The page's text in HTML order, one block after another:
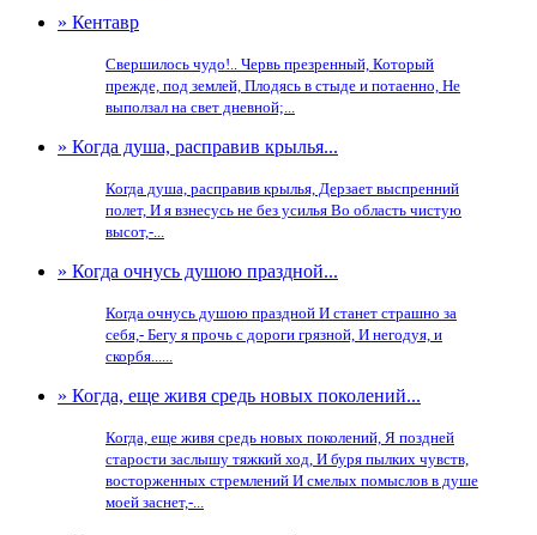
» Кентавр
Свершилось чудо!.. Червь презренный, Который
прежде, под землей, Плодясь в стыде и потаенно, Не
выползал на свет дневной;...
» Когда душа, расправив крылья...
Когда душа, расправив крылья, Дерзает выспренний
полет, И я взнесусь не без усилья Во область чистую
высот,-...
» Когда очнусь душою праздной...
Когда очнусь душою праздной И станет страшно за
себя,- Бегу я прочь с дороги грязной, И негодуя, и
скорбя......
» Когда, еще живя средь новых поколений...
Когда, еще живя средь новых поколений, Я поздней
старости заслышу тяжкий ход, И буря пылких чувств,
восторженных стремлений И смелых помыслов в душе
моей заснет,-...